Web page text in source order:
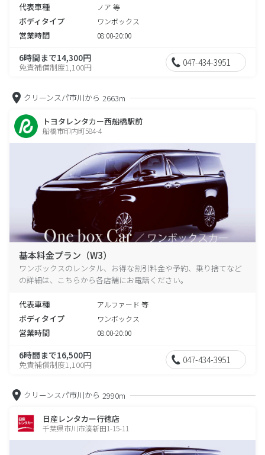
代表車種 ノア 等
ボディタイプ ワンボックス
営業時間 08:00-20:00
6時間まで14,300円
免責補償制度1,100円 047-434-3951
クリーンスパ市川から 2663m
トヨタレンタカー西船橋駅前
船橋市印内町584-4
基本料金プラン（W3）
ワンボックスのレンタル、お得な割引料金や予約、乗り捨てなど
の詳細は、こちらから各店舗にお電話ください。
代表車種 アルファード 等
ボディタイプ ワンボックス
営業時間 08:00-20:00
6時間まで16,500円
免責補償制度1,100円 047-434-3951
クリーンスパ市川から 2990m
日産レンタカー行徳店
千葉県市川市湊新田1-15-11